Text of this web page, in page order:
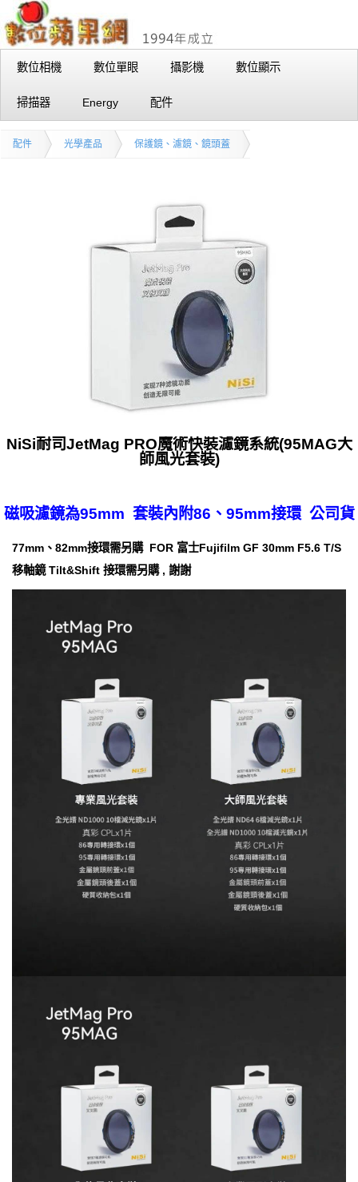
數位相機 數位單眼 攝影機 數位顯示
掃描器 Energy 配件
配件 光學產品 保護鏡、濾鏡、鏡頭蓋
NiSi耐司JetMag PRO魔術快裝濾鏡系統(95MAG大
師風光套裝)
磁吸濾鏡為95mm 套裝內附86、95mm接環 公司貨
77mm、82mm接環需另購 FOR 富士Fujifilm GF 30mm F5.6 T/S
移軸鏡 Tilt&Shift 接環需另購 , 謝謝